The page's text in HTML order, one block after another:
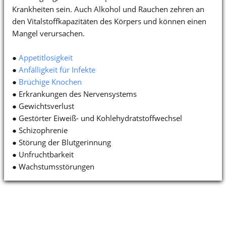
Krankheiten sein. Auch Alkohol und Rauchen zehren an
den Vitalstoffkapazitäten des Körpers und können einen
Mangel verursachen.
● Appetitlosigkeit
● Anfälligkeit für Infekte
● Brüchige Knochen
● Erkrankungen des Nervensystems
● Gewichtsverlust
● Gestörter Eiweiß- und Kohlehydratstoffwechsel
● Schizophrenie
● Störung der Blutgerinnung
● Unfruchtbarkeit
● Wachstumsstörungen